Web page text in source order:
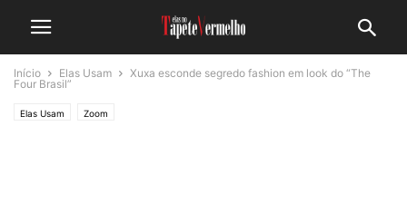
Início Elas Usam
Xuxa esconde segredo fashion em look do “The
Four Brasil”
Elas Usam Zoom